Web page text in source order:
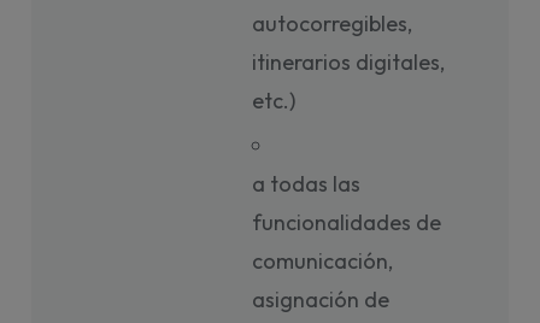
autocorregibles,
itinerarios digitales,
etc.)
a todas las
funcionalidades de
comunicación,
asignación de